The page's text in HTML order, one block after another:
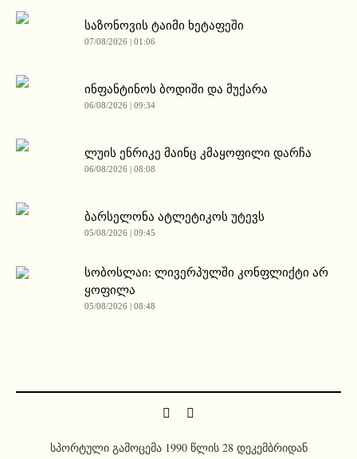
საზონოვის ტაიმი ხეტაფეში
07/08/2026 | 01:06
ინფანტინოს ბოდიში და მუქარა
06/08/2026 | 09:34
ლუის ენრიკე მაინც კმაყოფილი დარჩა
06/08/2026 | 08:08
ბარსელონა ატლეტიკოს უტევს
05/08/2026 | 09:45
სობოსლაი: ლივერპულში კონფლიქტი არ
ყოფილა
05/08/2026 | 08:48
სპორტული გამოცემა 1990 წლის 28 დეკემბრიდან